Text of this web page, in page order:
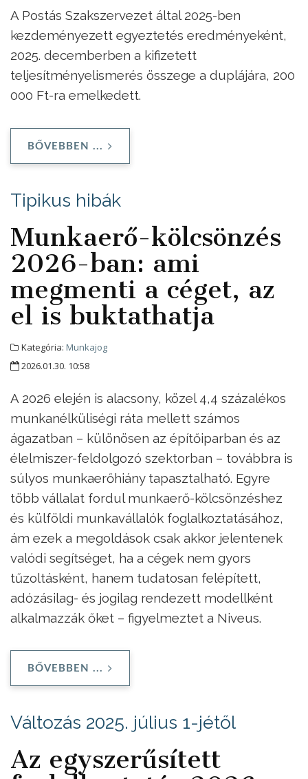
A Postás Szakszervezet által 2025-ben
kezdeményezett egyeztetés eredményeként,
2025. decemberben a kifizetett
teljesítményelismerés összege a duplájára, 200
000 Ft-ra emelkedett.
BŐVEBBEN ...
Tipikus hibák
Munkaerő-kölcsönzés
2026-ban: ami
megmenti a céget, az
el is buktathatja
Kategória: Munkajog
2026.01.30. 10:58
A 2026 elején is alacsony, közel 4,4 százalékos
munkanélküliségi ráta mellett számos
ágazatban – különösen az építőiparban és az
élelmiszer-feldolgozó szektorban – továbbra is
súlyos munkaerőhiány tapasztalható. Egyre
több vállalat fordul munkaerő-kölcsönzéshez
és külföldi munkavállalók foglalkoztatásához,
ám ezek a megoldások csak akkor jelentenek
valódi segítséget, ha a cégek nem gyors
tűzoltásként, hanem tudatosan felépített,
adózásilag- és jogilag rendezett modellként
alkalmazzák őket – figyelmeztet a Niveus.
BŐVEBBEN ...
Változás 2025. július 1-jétől
Az egyszerűsített